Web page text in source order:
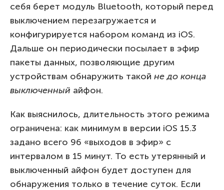
себя берет модуль Bluetooth, который перед
выключением перезагружается и
конфигурируется набором команд из iOS.
Дальше он периодически посылает в эфир
пакеты данных, позволяющие другим
устройствам обнаружить такой не до конца
выключенный айфон.
Как выяснилось, длительность этого режима
ограничена: как минимум в версии iOS 15.3
задано всего 96 «выходов в эфир» с
интервалом в 15 минут. То есть утерянный и
выключенный айфон будет доступен для
обнаружения только в течение суток. Если